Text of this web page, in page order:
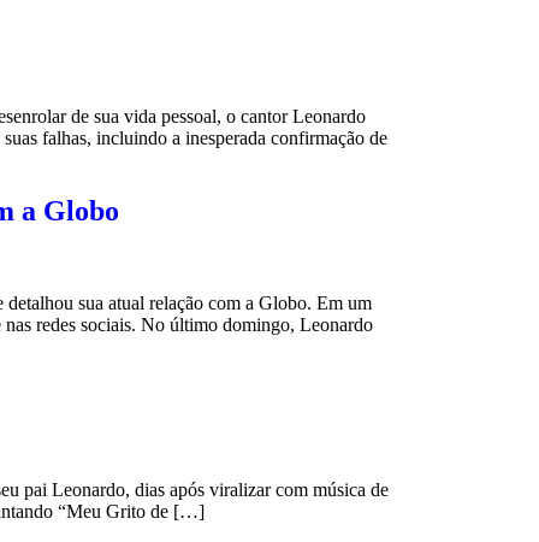
de sua vida pessoal, o cantor Leonardo
falhas, incluindo a inesperada confirmação de
a Globo
sua atual relação com a Globo. Em um
redes sociais. No último domingo, Leonardo
pai Leonardo, dias após viralizar com música de
“Meu Grito de […]